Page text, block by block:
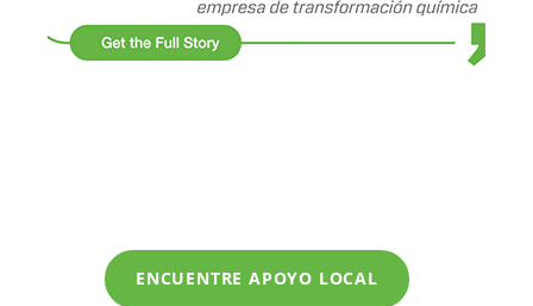
ENCUENTRE APOYO LOCAL